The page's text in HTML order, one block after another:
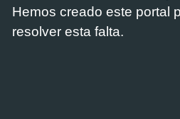
Hemos creado este portal
resolver esta falta.